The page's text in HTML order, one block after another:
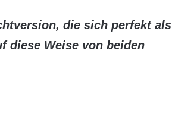
die sich perfekt als
diese Weise von beiden